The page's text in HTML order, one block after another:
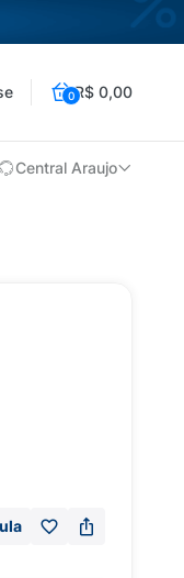
0R$ 0,00
Central Araujo